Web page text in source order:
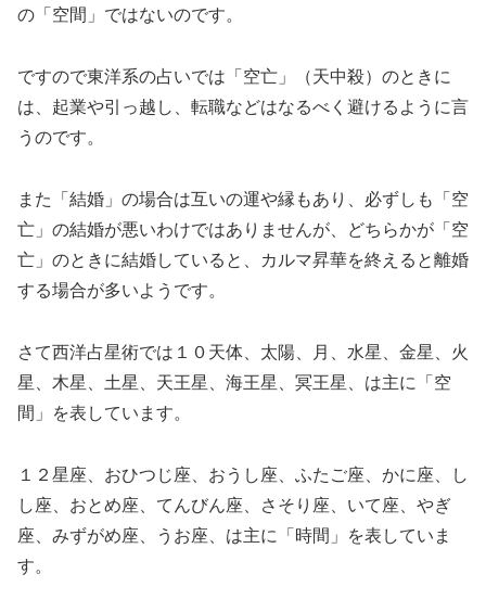
の「空間」ではないのです。
ですので東洋系の占いでは「空亡」（天中殺）のときに
は、起業や引っ越し、転職などはなるべく避けるように言
うのです。
また「結婚」の場合は互いの運や縁もあり、必ずしも「空
亡」の結婚が悪いわけではありませんが、どちらかが「空
亡」のときに結婚していると、カルマ昇華を終えると離婚
する場合が多いようです。
さて西洋占星術では１０天体、太陽、月、水星、金星、火
星、木星、土星、天王星、海王星、冥王星、は主に「空
間」を表しています。
１２星座、おひつじ座、おうし座、ふたご座、かに座、し
し座、おとめ座、てんびん座、さそり座、いて座、やぎ
座、みずがめ座、うお座、は主に「時間」を表していま
す。